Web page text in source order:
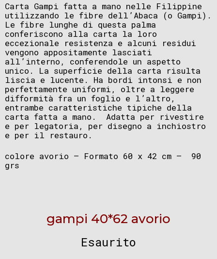
Carta Gampi fatta a mano nelle Filippine
utilizzando le fibre dell’Abaca (o Gampi).
Le fibre lunghe di questa palma
conferiscono alla carta la loro
eccezionale resistenza e alcuni residui
vengono appositamente lasciati
all’interno, conferendole un aspetto
unico. La superficie della carta risulta
liscia e lucente. Ha bordi intonsi e non
perfettamente uniformi, oltre a leggere
difformità fra un foglio e l’altro,
entrambe caratteristiche tipiche della
carta fatta a mano. Adatta per rivestire
e per legatoria, per disegno a inchiostro
e per il restauro.
colore avorio – Formato 60 x 42 cm – 90
grs
gampi 40*62 avorio
Esaurito